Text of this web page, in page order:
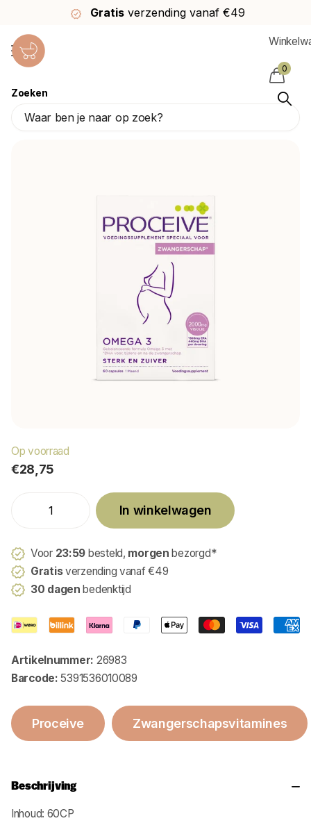
Gratisverzending vanaf €49
Zoeken
0
Proceive Zwangerschapsvitamines Omega 3
Proceive
Op voorraad
€28,75
In winkelwagen
Voor 23:59 besteld, morgen bezorgd*
Gratisverzending vanaf €49
30 dagen bedenktijd
Artikelnummer: 26983
Barcode: 5391536010089
Proceive Zwangerschapsvitamines
Beschrijving
Inhoud: 60CP